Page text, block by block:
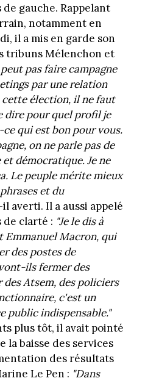
gauche. Rappelant
notamment en
il a mis en garde son
tribuns Mélenchon et
peut pas faire campagne
par une relation
cette élection, il ne faut
dire pour quel profil je
qui est bon pour vous.
on ne parle pas de
démocratique. Je ne
Le peuple mérite mieux
et du
averti. Il a aussi appelé
de clarté : "Je le dis à
Emmanuel Macron, qui
des postes de
ils fermer des
Atsem, des policiers
c'est un
public indispensable."
plus tôt, il avait pointé
la baisse des services
des résultats
Le Pen : "Dans